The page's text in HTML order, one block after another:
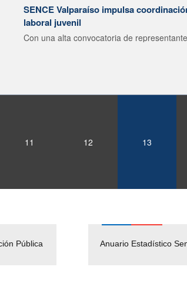
SENCE Valparaíso impulsa
laboral juvenil
Con una alta convocatoria de
11 12 13
Pública Anuario Estadístico
Empleos Públicos
Solicitud